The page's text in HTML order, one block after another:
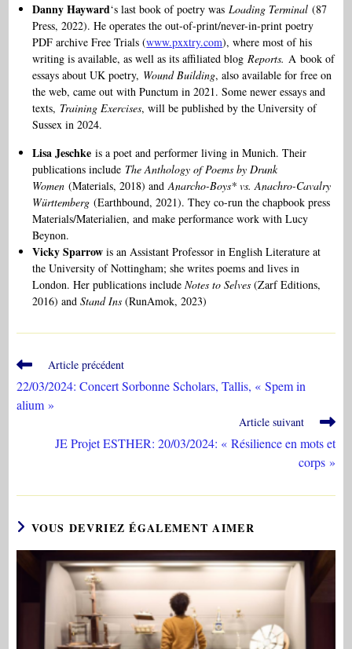
Danny Hayward‘s last book of poetry wasLoading Terminal(87
Press, 2022). He operates the out-of-print/never-in-print poetry
PDF archive Free Trials (www.pxxtry.com), where most of his
writing is available, as well as its affiliated blogReports.A book of
essays about UK poetry, Wound Building, also available for free on
the web, came out with Punctum in 2021. Some newer essays and
texts, Training Exercises, will be published by the University of
Sussex in 2024.
Lisa Jeschke is a poet and performer living in Munich. Their
publications include The Anthology of Poems by Drunk
Women (Materials, 2018) andAnarcho-Boys* vs. Anachro-Cavalry
Württemberg(Earthbound, 2021). They co-run the chapbook press
Materials/Materialien, and make performance work with Lucy
Beynon.
Vicky Sparrow is an Assistant Professor in English Literature at
the University of Nottingham; she writes poems and lives in
London. Her publications includeNotes to Selves (Zarf Editions,
2016) andStand Ins (RunAmok, 2023)
Read
more
articles
Article précédent
22/03/2024: Concert Sorbonne Scholars, Tallis, « Spem in
alium »
Article suivant
JE Projet ESTHER: 20/03/2024: « Résilience en mots et
corps »
VOUS DEVRIEZ ÉGALEMENT AIMER